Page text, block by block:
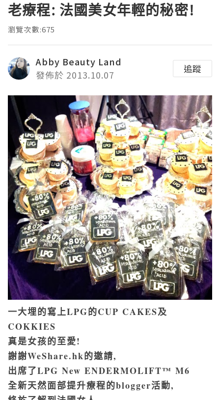
老療程: 法國美女年輕的秘密!
瀏覽次數:675
Abby Beauty Land
發佈於 2013.10.07
追蹤
一大埋的寫上LPG的CUP CAKES及
COKKIES
真是女孩的至愛!
謝謝WeShare.hk的邀請,
出席了LPG New ENDERMOLIFT™ M6
全新天然面部提升療程的blogger活動,